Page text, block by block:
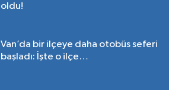
oldu!
Van’da bir ilçeye daha otobüs seferi
başladı: İşte o ilçe…